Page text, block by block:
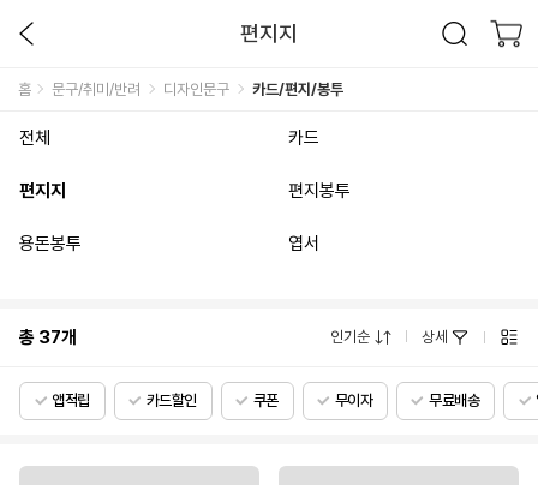
편지지
홈 문구/취미/반려 디자인문구 카드/편지/봉투
전체 카드
편지지 편지봉투
용돈봉투 엽서
총 37개 인기순 상세
앱적립 카드할인 쿠폰 무이자 무료배송